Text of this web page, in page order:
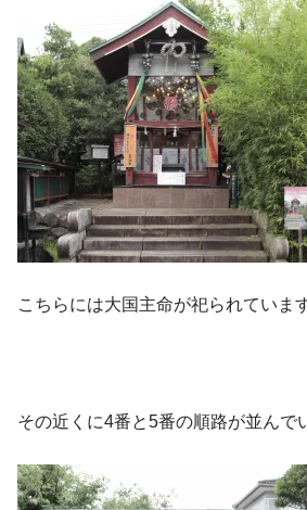
こちらには大国主命が祀られています
その近くに4番と5番の順路が並んで